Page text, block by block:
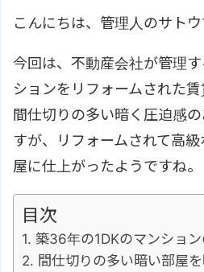
こんにちは、管理人のサトウ
今回は、不動産会社が管理
ションをリフォームされた賃
間仕切りの多い暗く圧迫感
すが、リフォームされて高
屋に仕上がったようですね。
目次
築36年の1DKのマンショ
間仕切りの多い暗い部屋